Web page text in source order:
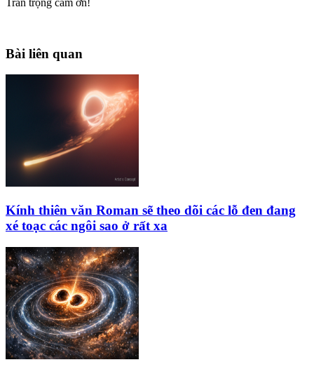
Bài liên quan
Kính thiên văn Roman sẽ theo dõi các lỗ đen đang
xé toạc các ngôi sao ở rất xa